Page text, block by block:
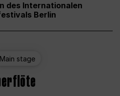
des Internationalen
Berlin
Main stage